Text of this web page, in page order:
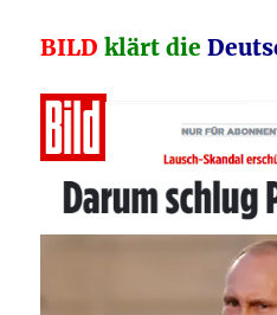
BILD klärt die